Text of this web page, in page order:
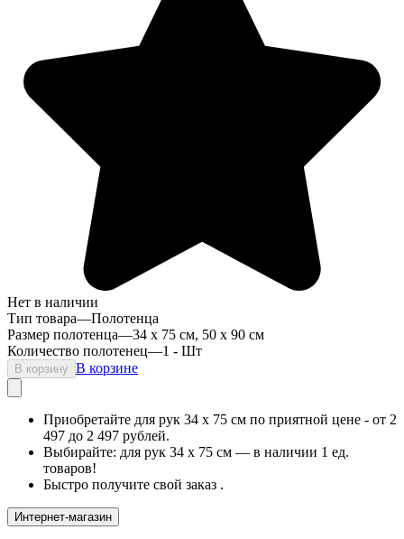
Нет в наличии
Тип товара—Полотенца
Размер полотенца—34 x 75 см, 50 х 90 см
Количество полотенец—1 - Шт
В корзину В корзине
Приобретайте для рук 34 x 75 см по приятной цене - от 2
497 до 2 497 рублей.
Выбирайте: для рук 34 x 75 см — в наличии 1 ед.
товаров!
Быстро получите свой заказ .
Интернет-магазин